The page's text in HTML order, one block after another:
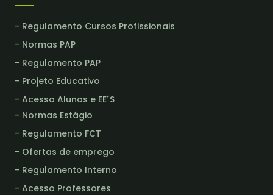
- Regulamento Cursos Profissionais
- Normas PAP
- Regulamento PAP
- Projeto Educativo
- Acesso Alunos e EE´S
- Normas Estágio
- Regulamento FCT
- Ofertas de emprego
- Regulamento Interno
- Acesso Professores